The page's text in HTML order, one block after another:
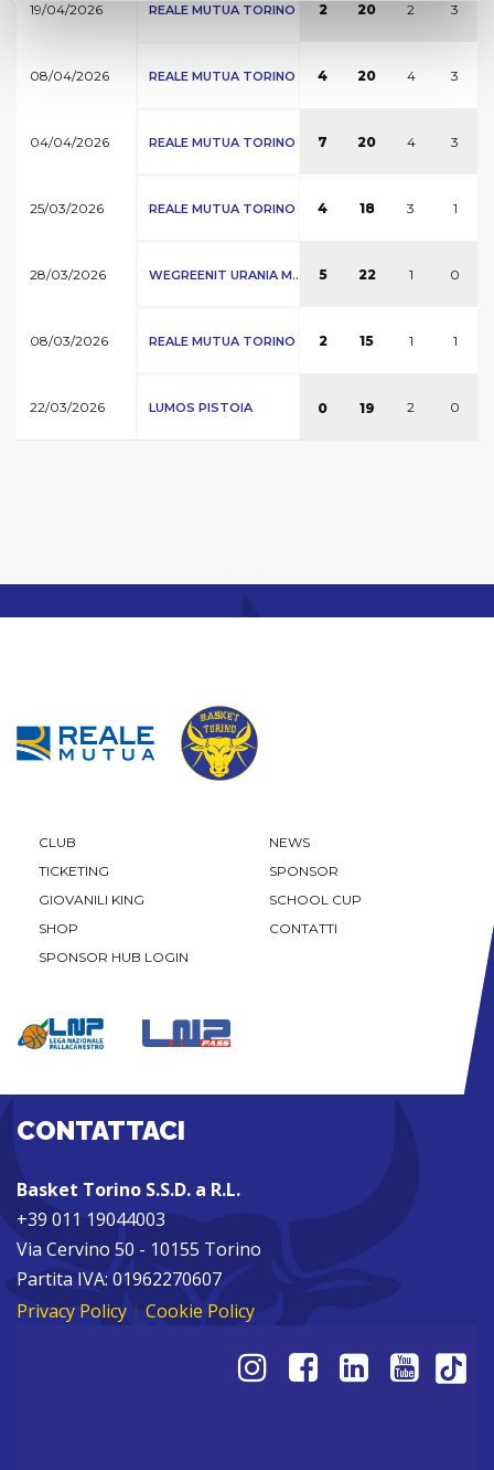
19/04/2026 REALE MUTUA TORINO 2 20 2 3
08/04/2026 REALE MUTUA TORINO 4 20 4 3
04/04/2026 REALE MUTUA TORINO 7 20 4 3
25/03/2026 REALE MUTUA TORINO 4 18 3 1
28/03/2026 WEGREENIT URANIA M.. 5 22 1 0
08/03/2026 REALE MUTUA TORINO 2 15 1 1
22/03/2026 LUMOS PISTOIA 0 19 2 0
CLUB
NEWS
TICKETING
SPONSOR
GIOVANILI KING
SCHOOL CUP
SHOP
CONTATTI
SPONSOR HUB LOGIN
CONTATTACI
Basket Torino S.S.D. a R.L.
+39 011 19044003
Via Cervino 50 - 10155 Torino
Partita IVA: 01962270607
Privacy Policy | Cookie Policy